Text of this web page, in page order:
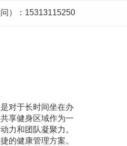
）：15313115250
对于长时间坐在办
享健身区域作为一
力和团队凝聚力。
的健康管理方案。